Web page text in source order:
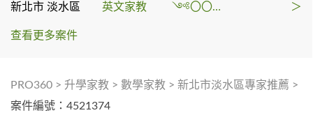
新北市 淡水區 英文家教 ༺〇〇〇༻ ＞
查看更多案件
PRO360 > 升學家教 > 數學家教 > 新北市淡水區專家推薦 >
案件編號：4521374